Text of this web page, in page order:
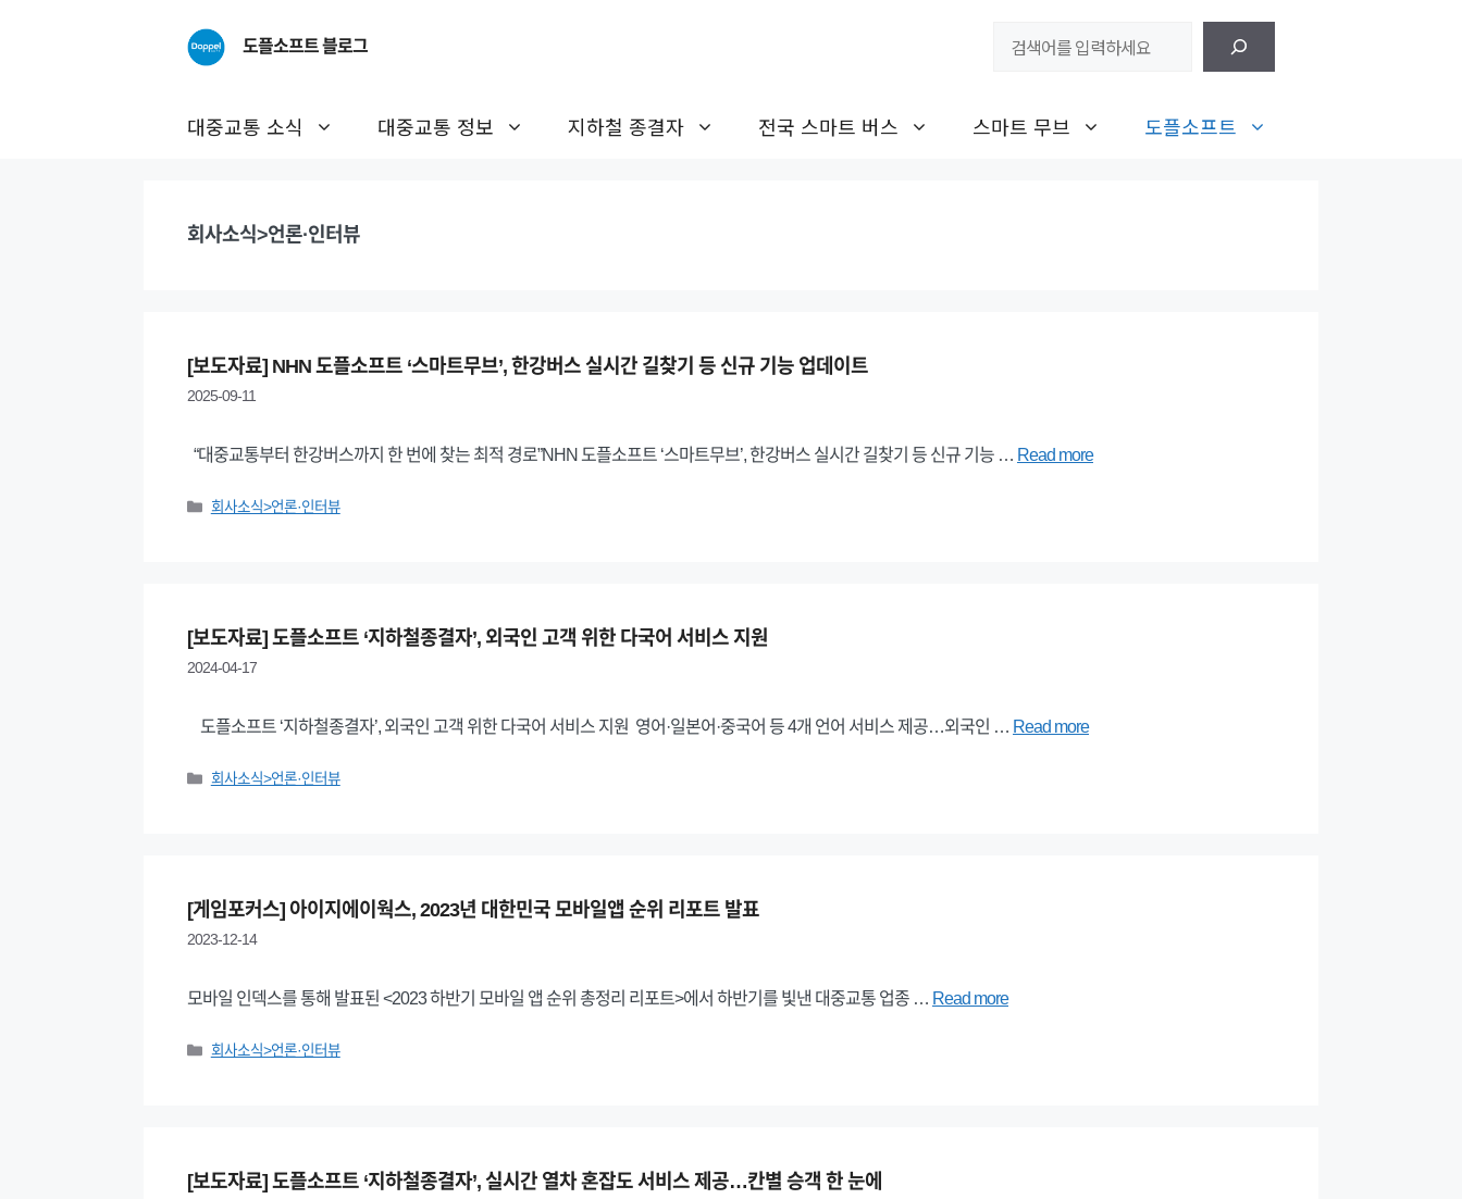
도플소프트 블로그
대중교통 소식 대중교통 정보 지하철 종결자 전국 스마트 버스 스마트 무브 도플소프트
회사소식>언론·인터뷰
[보도자료] NHN 도플소프트 ‘스마트무브’, 한강버스 실시간 길찾기 등 신규 기능 업데이트
2025-09-11
“대중교통부터 한강버스까지 한 번에 찾는 최적 경로”NHN 도플소프트 ‘스마트무브’, 한강버스 실시간 길찾기 등 신규 기능 … Read more
Categories
회사소식>언론·인터뷰
[보도자료] 도플소프트 ‘지하철종결자’, 외국인 고객 위한 다국어 서비스 지원
2024-04-17
도플소프트 ‘지하철종결자’, 외국인 고객 위한 다국어 서비스 지원 영어·일본어·중국어 등 4개 언어 서비스 제공…외국인 … Read more
Categories
회사소식>언론·인터뷰
[게임포커스] 아이지에이웍스, 2023년 대한민국 모바일앱 순위 리포트 발표
2023-12-14
모바일 인덱스를 통해 발표된 <2023 하반기 모바일 앱 순위 총정리 리포트>에서 하반기를 빛낸 대중교통 업종 … Read more
Categories
회사소식>언론·인터뷰
[보도자료] 도플소프트 ‘지하철종결자’, 실시간 열차 혼잡도 서비스 제공…칸별 승객 한 눈에